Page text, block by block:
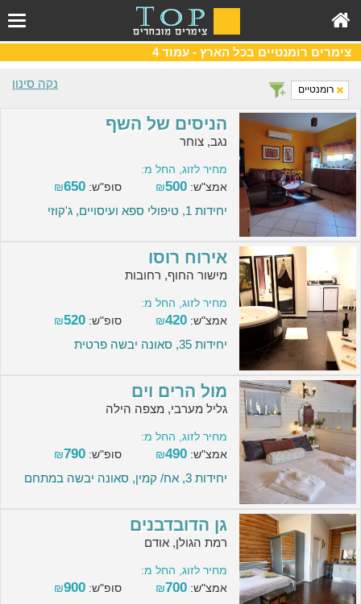
צימרים רומנטיים בכל הארץ - עמוד 4
נקה סינון רומנטיים
הניסים של השף
נגב, צוחר
מחיר לזוג, החל מ:
אמצ"ש:
₪500 סופ"ש: ₪650
יחידות 1, טיפולי ספא ועיסויים, ג'קוזי
אירוח רוסו
מישור החוף, רחובות
מחיר לזוג, החל מ:
אמצ"ש:
₪420 סופ"ש: ₪520
יחידות 35, סאונה יבשה פרטית
מול הרים וים
גליל מערבי, מצפה הילה
מחיר לזוג, החל מ:
אמצ"ש:
₪490 סופ"ש: ₪790
יחידות 3, אח/ קמין, סאונה יבשה במתחם
גן הדובדבנים
רמת הגולן, אודם
מחיר לזוג, החל מ:
אמצ"ש:
₪700 סופ"ש: ₪900